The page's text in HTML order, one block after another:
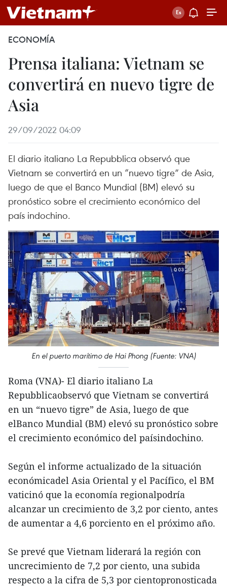
ECONOMÍA
Prensa italiana: Vietnam se
convertirá en nuevo tigre de
Asia
29/09/2022 04:09
El diario italiano La Repubblica observó que
Vietnam se convertirá en un “nuevo tigre” de Asia,
luego de que el Banco Mundial (BM) elevó su
pronóstico sobre el crecimiento económico del
país indochino.
En el puerto marítimo de Hai Phong (Fuente: VNA)
Roma (VNA)- El diario italiano La
Repubblicaobservó que Vietnam se convertirá
en un “nuevo tigre” de Asia, luego de que
elBanco Mundial (BM) elevó su pronóstico sobre
el crecimiento económico del paísindochino.
Según el informe actualizado de la situación
económicadel Asia Oriental y el Pacífico, el BM
vaticinó que la economía regionalpodría
alcanzar un crecimiento de 3,2 por ciento, antes
de aumentar a 4,6 porciento en el próximo año.
Se prevé que Vietnam liderará la región con
uncrecimiento de 7,2 por ciento, una subida
respecto a la cifra de 5,3 por cientopronosticada